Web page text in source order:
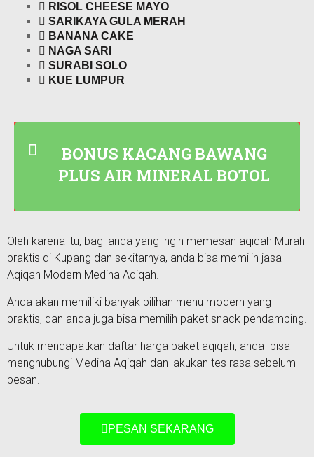
RISOL CHEESE MAYO
SARIKAYA GULA MERAH
BANANA CAKE
NAGA SARI
SURABI SOLO
KUE LUMPUR
BONUS KACANG BAWANG
PLUS AIR MINERAL BOTOL
Oleh karena itu, bagi anda yang ingin memesan aqiqah Murah
praktis di Kupang dan sekitarnya, anda bisa memilih jasa
Aqiqah Modern Medina Aqiqah.
Anda akan memiliki banyak pilihan menu modern yang
praktis, dan anda juga bisa memilih paket snack pendamping.
Untuk mendapatkan daftar harga paket aqiqah, anda bisa
menghubungi Medina Aqiqah dan lakukan tes rasa sebelum
pesan.
PESAN SEKARANG